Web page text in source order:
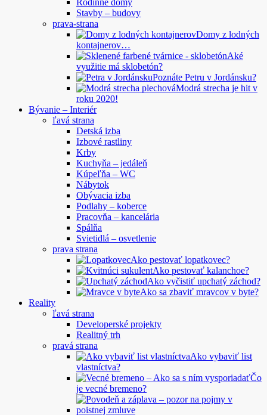
Rodinné domy
Stavby – budovy
prava-strana
Domy z lodných
kontajnerov…
Aké
využitie má sklobetón?
Poznáte Petru v Jordánsku?
Modrá strecha je hit v
roku 2020!
Bývanie – Interiér
ľavá strana
Detská izba
Izbové rastliny
Krby
Kuchyňa – jedáleň
Kúpeľňa – WC
Nábytok
Obývacia izba
Podlahy – koberce
Pracovňa – kancelária
Spálňa
Svietidlá – osvetlenie
prava strana
Ako pestovať lopatkovec?
Ako pestovať kalanchoe?
Ako vyčistiť upchatý záchod?
Ako sa zbaviť mravcov v byte?
Reality
ľavá strana
Developerské projekty
Realitný trh
pravá strana
Ako vybaviť list
vlastníctva?
Čo
je vecné bremeno?